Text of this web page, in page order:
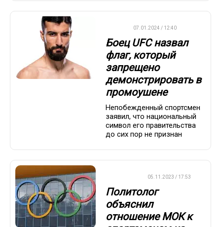
07.01.2024 / 12:40
Боец UFC назвал
флаг, который
запрещено
демонстрировать в
промоушене
Непобежденный спортсмен
заявил, что национальный
символ его правительства
до сих пор не признан
05.11.2023 / 17:53
Политолог
объяснил
отношение МОК к